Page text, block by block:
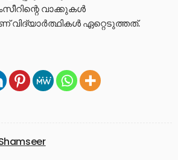
വാക്കുകള്‍
വിദ്യാര്‍ത്ഥികള്‍ ഏറ്റെടുത്തത്.